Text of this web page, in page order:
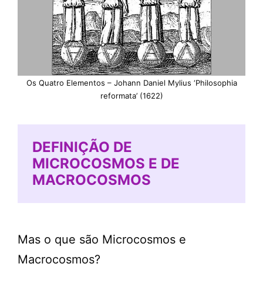
Os Quatro Elementos – Johann Daniel Mylius ‘Philosophia
reformata’ (1622)
DEFINIÇÃO DE
MICROCOSMOS E DE
MACROCOSMOS
Mas o que são Microcosmos e
Macrocosmos?